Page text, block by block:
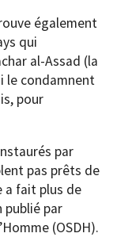
également
qui
al-Assad (la
le condamnent
pour
par
pas prêts de
a fait plus de
publié par
(OSDH).